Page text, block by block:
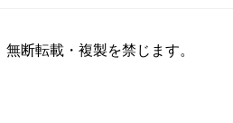
断転載・複製を禁じます。